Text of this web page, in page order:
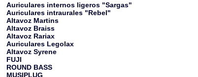
Auriculares internos ligeros "Sargas"
Auriculares intraurales "Rebel"
Altavoz Martins
Altavoz Braiss
Altavoz Rariax
Auriculares Legolax
Altavoz Syrene
FUJI
ROUND BASS
MUSIPLUG